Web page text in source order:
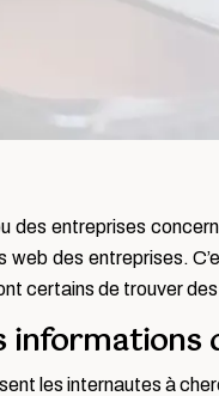
des entreprises
web des entreprises.
certains de trouver
informations
les internautes à